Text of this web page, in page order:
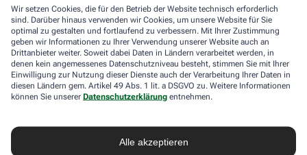
Wir setzen Cookies, die für den Betrieb der Website technisch erforderlich
sind. Darüber hinaus verwenden wir Cookies, um unsere Website für Sie
optimal zu gestalten und fortlaufend zu verbessern. Mit Ihrer Zustimmung
geben wir Informationen zu Ihrer Verwendung unserer Website auch an
Drittanbieter weiter. Soweit dabei Daten in Ländern verarbeitet werden, in
denen kein angemessenes Datenschutzniveau besteht, stimmen Sie mit Ihrer
Einwilligung zur Nutzung dieser Dienste auch der Verarbeitung Ihrer Daten in
diesen Ländern gem. Artikel 49 Abs. 1 lit. a DSGVO zu. Weitere Informationen
können Sie unserer Datenschutzerklärung entnehmen.
Alle akzeptieren
Flüssigkeitsverlust durch Schwitzen auszugleichen. Der ist im
Sommer nämlich oft doppelt so hoch wie bei moderaten
Temperaturen. Trinken wir zu wenig, sind Kopfschmerzen und
Konzentrationsprobleme meist die Folge.
Weniger bekannt ist, dass ein Flüssigkeitsmangel auch anderen
Organen zusetzt. So kann Hitzestress auch ernsthaft die Nieren
schädigen – und zwar nachhaltig und auch bei gesunden
und Gemüse wie Melonen, Gurken oder Tomaten kann